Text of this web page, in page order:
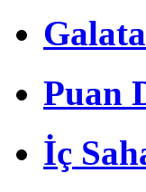
Puan
İç